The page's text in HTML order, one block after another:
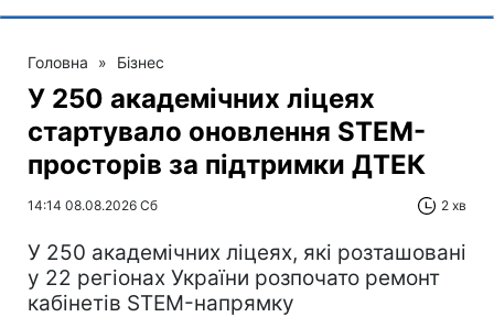
Головна » Бізнес
У 250 академічних ліцеях
стартувало оновлення STEM-
просторів за підтримки ДТЕК​‌
14:14 08.08.2026 Сб 2 хв
У 250 академічних ліцеях, які розташовані
у 22 регіонах України розпочато ремонт
кабінетів STEM-напрямку